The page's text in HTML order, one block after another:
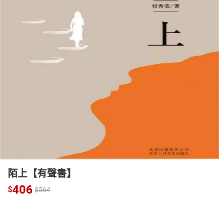
男裝 情趣用品
陌上【有聲書】
$406 $564